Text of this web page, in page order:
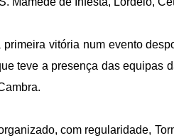
vitória num evento
teve a presença das equipas
com regularidade,